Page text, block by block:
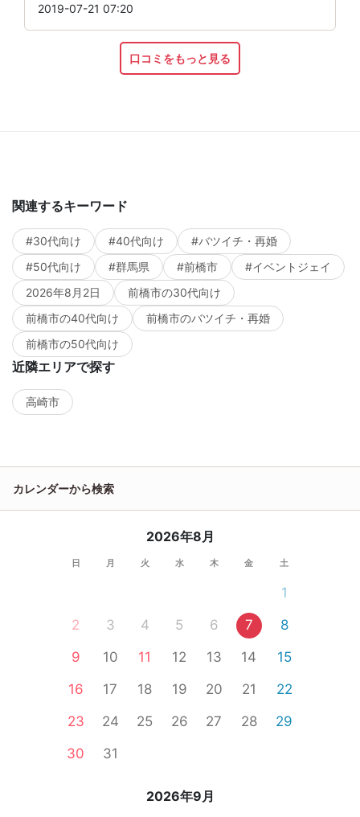
2019-07-21 07:20
口コミをもっと見る
関連するキーワード
#30代向け #40代向け
#バツイチ・再婚
#50代向け
#群馬県 #前橋市
#イベントジェイ
2026年8月2日
前橋市の30代向け
前橋市の40代向け
前橋市のバツイチ・再婚
前橋市の50代向け
近隣エリアで探す
高崎市
カレンダーから検索
2026年8月
日 月 火 水 木 金 土
1
2
3 4 5 6 7
8
9
10 11 12 13 14
15
16
17 18 19 20 21
22
23
24 25 26 27 28
29
30
31
2026年9月